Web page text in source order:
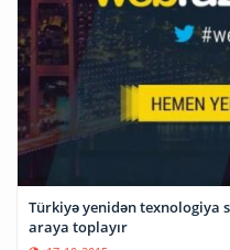
Türkiyə yenidən texnologiya
araya toplayır